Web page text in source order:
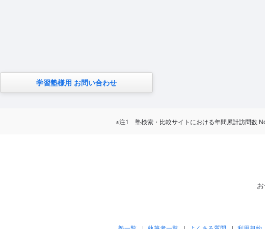
学習塾様用 お問い合わせ
※注1 塾検索・比較サイトにおける年間累計訪問数